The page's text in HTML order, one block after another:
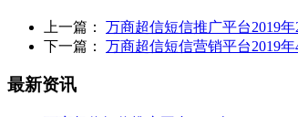
上一篇： 万商超信短信推广平台2019
下一篇： 万商超信短信营销平台2019
最新资讯